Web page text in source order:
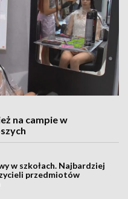
na campie w
w szkołach. Najbardziej
przedmiotów